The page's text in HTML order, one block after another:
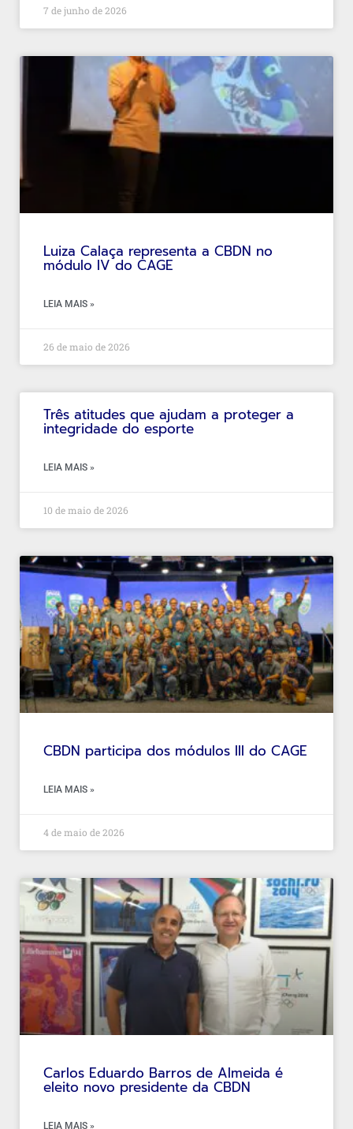
7 de junho de 2026
Luiza Calaça representa a CBDN no
módulo IV do CAGE
LEIA MAIS »
26 de maio de 2026
Três atitudes que ajudam a proteger a
integridade do esporte
LEIA MAIS »
10 de maio de 2026
CBDN participa dos módulos III do CAGE
LEIA MAIS »
4 de maio de 2026
Carlos Eduardo Barros de Almeida é
eleito novo presidente da CBDN
LEIA MAIS »